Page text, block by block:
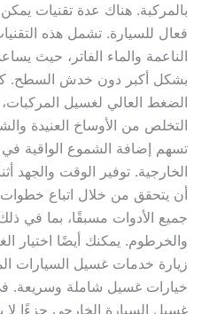
بالمركبة. هناك عدة تقنيات
فعال للسيارة. تشمل هذه
الناعمة والماء الفاتر، حيث
بشكل أكبر دون خدش السطح.
الضغط العالي لغسيل
التخلص من الأوساخ العنيدة
تسهم إضافة الشموع الواقية في
الخارجية. توفير الوقت والجهد
أن يتحقق من خلال اتباع
جميع الأدوات مسبقًا، بما في
والخرطوم. يمكنك أيضًا اختيار
زيارة خدمات غسيل السيارات
خيارات غسيل شاملة وسريعة. في
غسيل السيارة الخارجي جزءًا لا